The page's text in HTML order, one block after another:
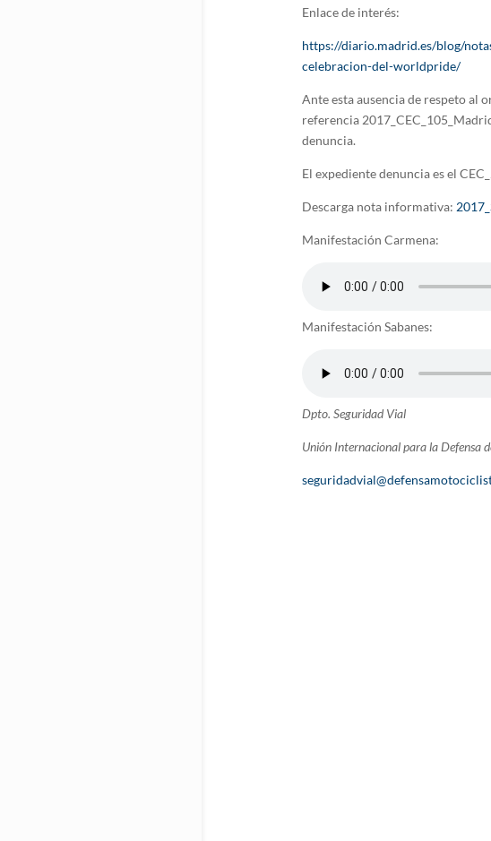
Enlace de interés:
https://diario.madrid.es/blog/
celebracion-del-worldpride/
Ante esta ausencia de respeto al
referencia
denuncia.
El expediente denuncia es el
Descarga nota informativa:
Manifestación Carmena:
Manifestación Sabanes:
Dpto. Seguridad Vial
Unión Internacional para la Defensa